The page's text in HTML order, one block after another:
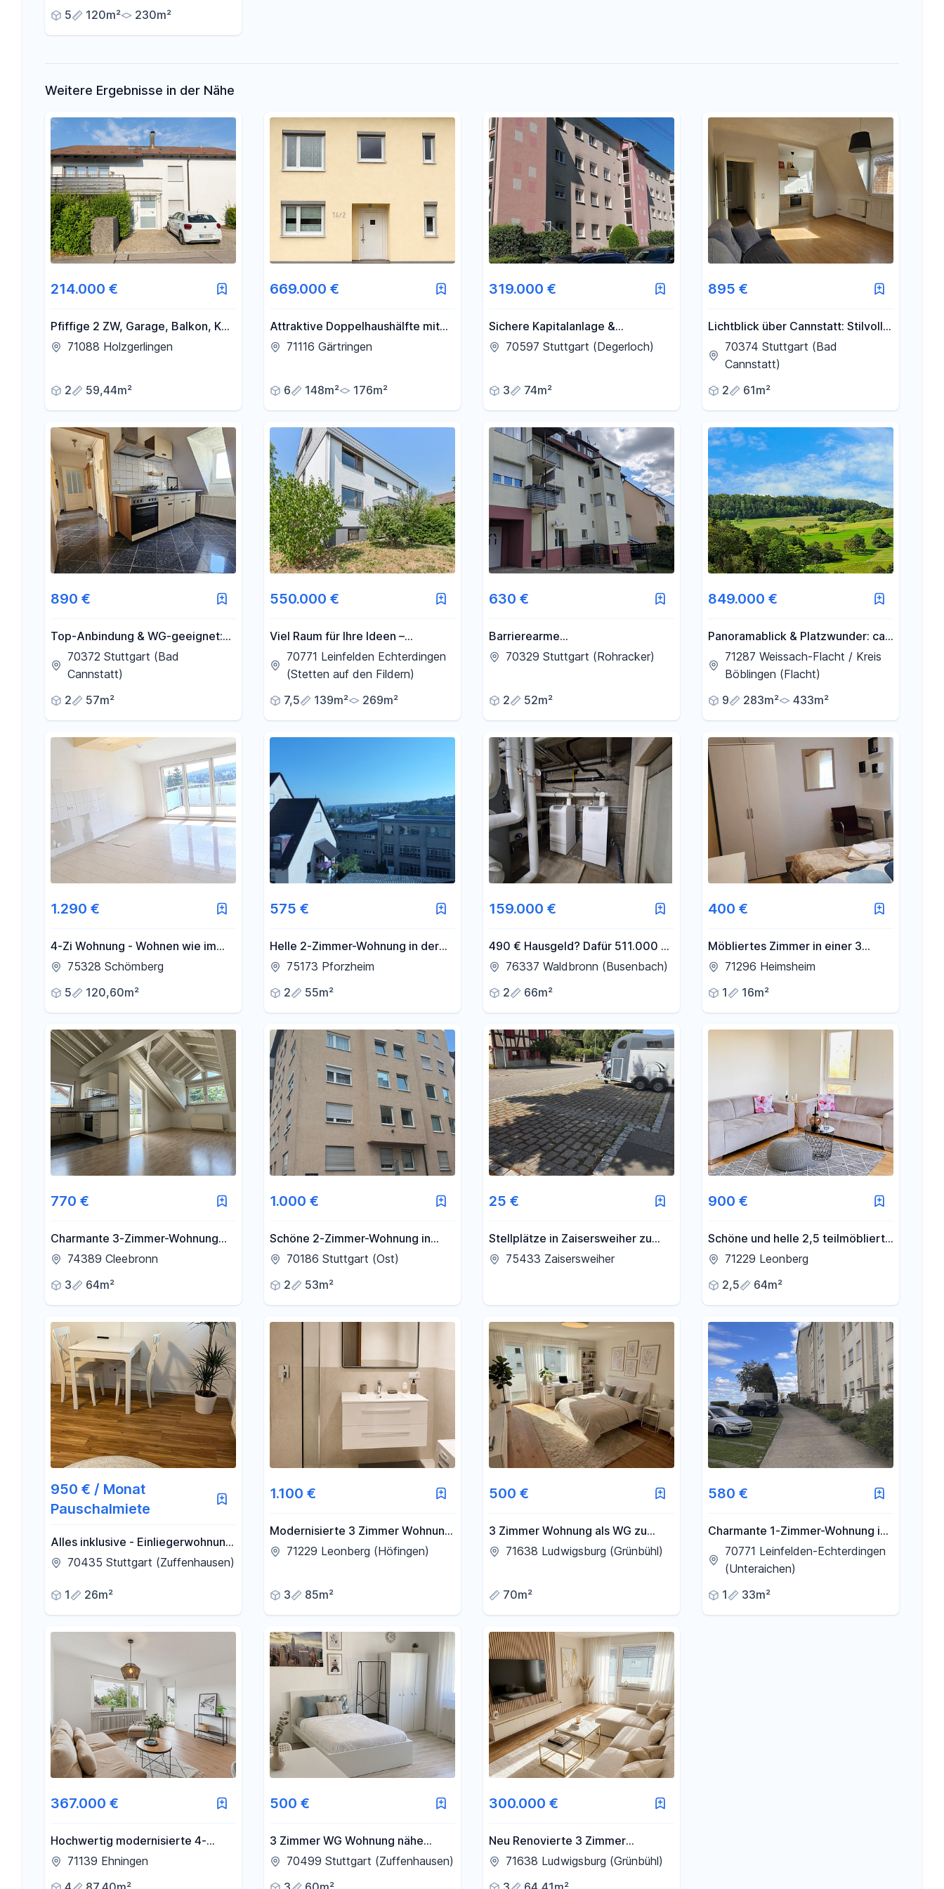
5
120m² 230m²
Weitere Ergebnisse in der Nähe
214.000 €
Pfiffige 2 ZW, Garage, Balkon, KA
oder Eigenutz, sofort frei !!!
71088 Holzgerlingen
2 59,44m²
669.000 €
Attraktive Doppelhaushälfte mit
viel Platz für groß und klein, jung
71116 Gärtringen
6 148m² 176m²
319.000 €
Sichere Kapitalanlage &
Altersvorsorge in Stuttgart-
70597 Stuttgart (Degerloch)
3 74m²
895 €
Lichtblick über Cannstatt: Stilvolle
Jugendstil-Wohnung am Kurpark
mit Neckartal-Aussicht
70374 Stuttgart (Bad
Cannstatt)
2
61m²
890 €
Top-Anbindung & WG-geeignet:
Helle 2.5-Zi-DG-Wohnung mit EBK
in Stgt-Bad Cannstatt
70372 Stuttgart (Bad
Cannstatt)
2
57m²
550.000 €
Viel Raum für Ihre Ideen –
großzügige Doppelhaushälfte mit
Garten in LE-Stetten
70771 Leinfelden Echterdingen
(Stetten auf den Fildern)
7,5
139m² 269m²
630 €
Barrierearme
Gartengeschosswohnung mit
70329 Stuttgart (Rohracker)
2 52m²
849.000 €
Panoramablick & Platzwunder: ca.
285m² Architektenhaus (Energie
B), Einliegerwohnung & Praxis-
71287 Weissach-Flacht / Kreis
Böblingen (Flacht)
9
283m² 433m²
1.290 €
4-Zi Wohnung - Wohnen wie im
Urlaub im Privatpark Römerweg
75328 Schömberg
5
120,60m²
575 €
Helle 2-Zimmer-Wohnung in der
Südweststadt – Balkon,
75173 Pforzheim
2
55m²
159.000 €
490 € Hausgeld? Dafür 511.000 €
Rücklage, Hybrid-Heizung & 2
76337 Waldbronn (Busenbach)
2
66m²
400 €
Möbliertes Zimmer in einer 3
Zimmer WG
71296 Heimsheim
1
16m²
770 €
Charmante 3-Zimmer-Wohnung
mit Sonnenbalkon in Cleebronn
74389 Cleebronn
3
64m²
1.000 €
Schöne 2-Zimmer-Wohnung in
Stuttgart mit Einbauküche, Balkon
70186 Stuttgart (Ost)
2
53m²
25 €
Stellplätze in Zaisersweiher zu
vermieten
75433 Zaisersweiher
900 €
Schöne und helle 2,5 teilmöblierte
Zimmer-Wohnung mit Küche,
Leonberg
71229 Leonberg
2,5
64m²
950 € / Monat
Pauschalmiete
Alles inklusive - Einliegerwohnung
in 2- Familienhaus
70435 Stuttgart (Zuffenhausen)
1 26m²
1.100 €
Modernisierte 3 Zimmer Wohnung
in Höfingen
71229 Leonberg (Höfingen)
3 85m²
500 €
3 Zimmer Wohnung als WG zu
vermieten
71638 Ludwigsburg (Grünbühl)
70m²
580 €
Charmante 1-Zimmer-Wohnung in
Top-Lage nahe Flughafen
Stuttgart
70771 Leinfelden-Echterdingen
(Unteraichen)
1
33m²
367.000 €
Hochwertig modernisierte 4-
Zimmer-Wohnung mit Loggia &
71139 Ehningen
500 €
3 Zimmer WG Wohnung nähe
Stadtmitte Zuffenhausen
70499 Stuttgart (Zuffenhausen)
300.000 €
Neu Renovierte 3 Zimmer
Wohnung
71638 Ludwigsburg (Grünbühl)